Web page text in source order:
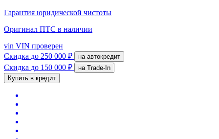
Гарантия юридической чистоты
Оригинал ПТС в наличии
vin VIN проверен
Скидка до 250 000 ₽ на автокредит
Скидка до 150 000 ₽
на Trade-In
Купить в кредит